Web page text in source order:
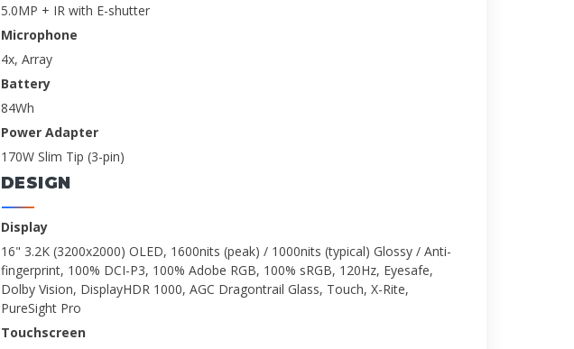
5.0MP + IR with E-shutter
Microphone
4x, Array
Battery
84Wh
Power Adapter
170W Slim Tip (3-pin)
DESIGN
Display
16" 3.2K (3200x2000) OLED, 1600nits (peak) / 1000nits (typical) Glossy / Anti-
fingerprint, 100% DCI-P3, 100% Adobe RGB, 100% sRGB, 120Hz, Eyesafe,
Dolby Vision, DisplayHDR 1000, AGC Dragontrail Glass, Touch, X-Rite,
PureSight Pro
Touchscreen